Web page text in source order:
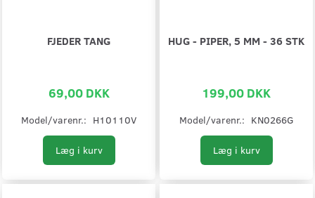
FJEDER TANG
69,00 DKK
Model/varenr.: H10110V
Læg i kurv
HUG - PIPER, 5 MM - 36 STK
199,00 DKK
Model/varenr.: KN0266G
Læg i kurv